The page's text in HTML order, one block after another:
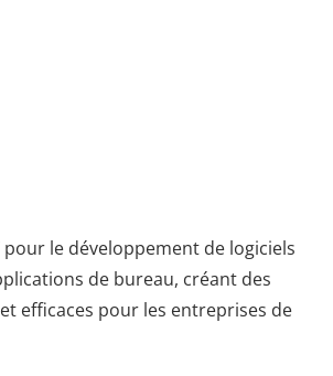
pour le développement de logiciels
de bureau, créant des
efficaces pour les entreprises de